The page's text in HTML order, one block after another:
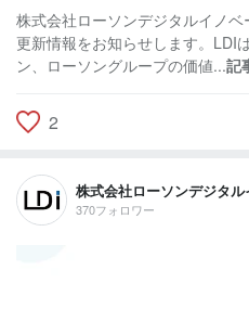
株式会社ローソンデジタルイノ
更新情報をお知らせします。LDI
ン、ローソングループの価値...記
2
株式会社ローソンデジタ
370フォロワー